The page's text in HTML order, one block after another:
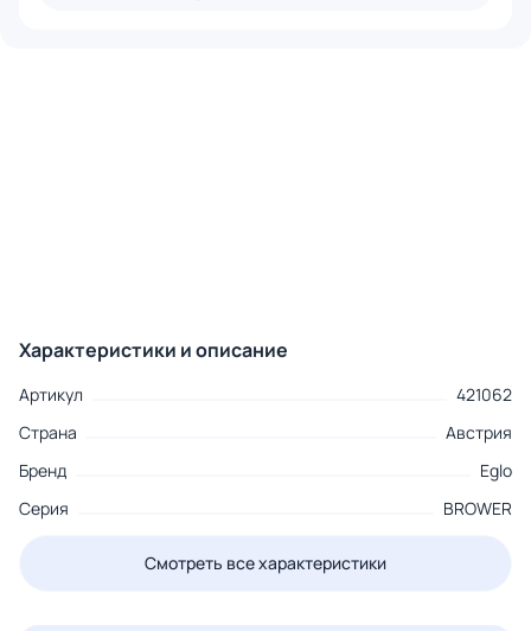
Характеристики и описание
Артикул
421062
Страна
Австрия
Бренд
Eglo
Серия
BROWER
Смотреть все характеристики